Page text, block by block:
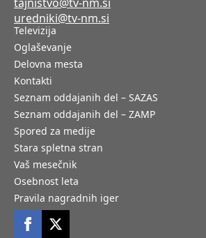
uredniki@tv-nm.si
Televizija
Oglaševanje
Delovna mesta
Kontakti
Seznam oddajanih del – SAZAS
Seznam oddajanih del – ZAMP
Spored za medije
Stara spletna stran
Vaš mesečnik
Osebnost leta
Pravila nagradnih iger